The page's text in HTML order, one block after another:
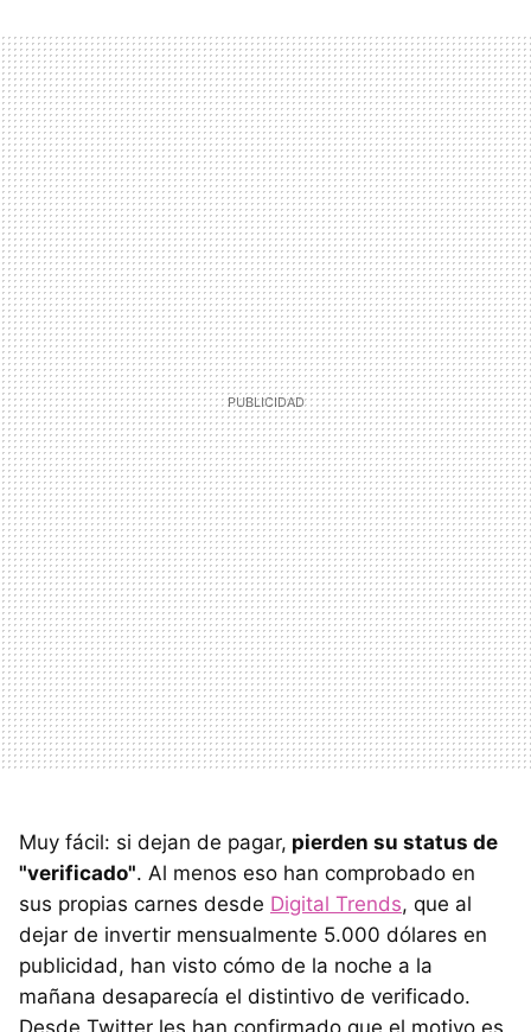
Muy fácil: si dejan de pagar, pierden su status de
"verificado". Al menos eso han comprobado en
sus propias carnes desde Digital Trends, que al
dejar de invertir mensualmente 5.000 dólares en
publicidad, han visto cómo de la noche a la
mañana desaparecía el distintivo de verificado.
Desde Twitter les han confirmado que el motivo es